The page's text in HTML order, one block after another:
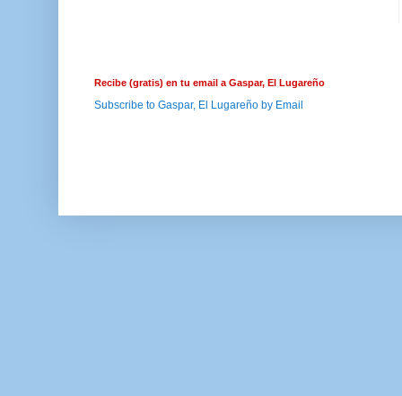
Recibe (gratis) en tu email a Gaspar, El Lugareño
Subscribe to Gaspar, El Lugareño by Email